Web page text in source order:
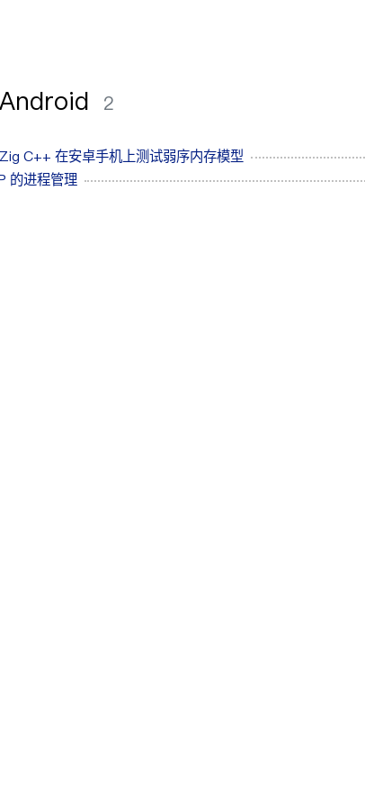
2
C++ 在安卓手机上测试弱序内存模型
的进程管理